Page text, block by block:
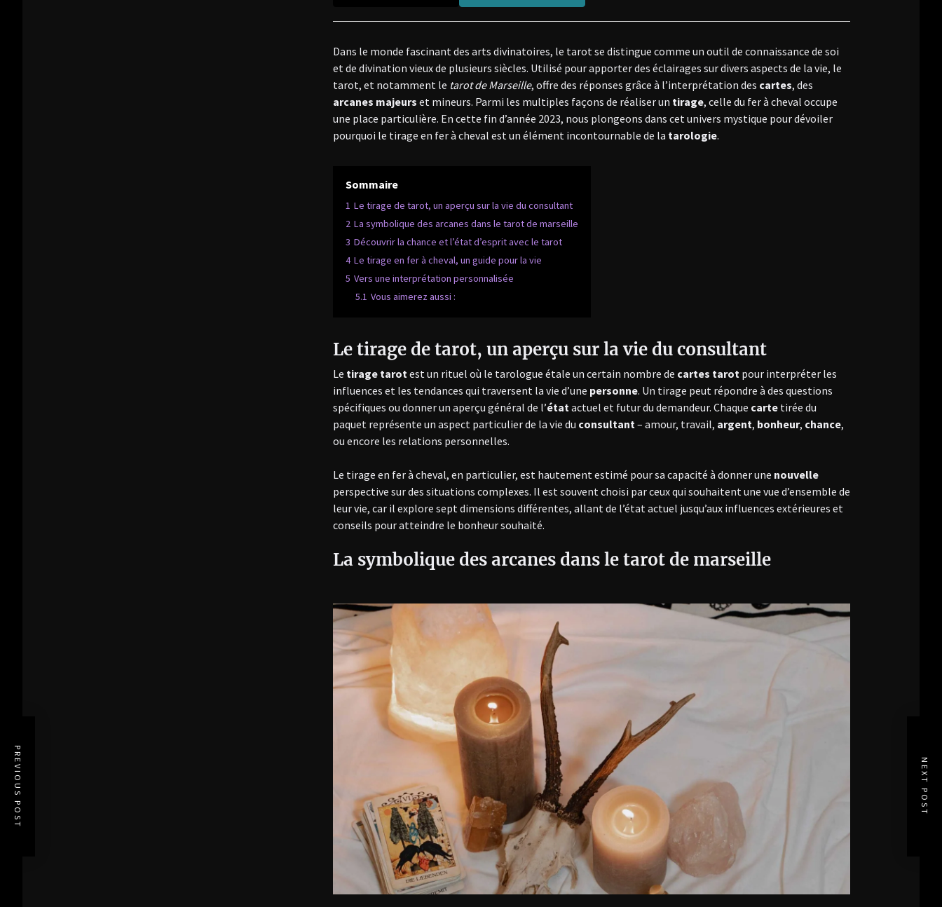
Dans le monde fascinant des arts divinatoires, le tarot se distingue comme un outil de connaissance de soi
et de divination vieux de plusieurs siècles. Utilisé pour apporter des éclairages sur divers aspects de la vie, le
tarot, et notamment le tarot de Marseille, offre des réponses grâce à l’interprétation des cartes, des
arcanes majeurs et mineurs. Parmi les multiples façons de réaliser un tirage, celle du fer à cheval occupe
une place particulière. En cette fin d’année 2023, nous plongeons dans cet univers mystique pour dévoiler
pourquoi le tirage en fer à cheval est un élément incontournable de la tarologie.
Sommaire
1 Le tirage de tarot, un aperçu sur la vie du consultant
2 La symbolique des arcanes dans le tarot de marseille
3 Découvrir la chance et l’état d’esprit avec le tarot
4 Le tirage en fer à cheval, un guide pour la vie
5 Vers une interprétation personnalisée
5.1 Vous aimerez aussi :
Le tirage de tarot, un aperçu sur la vie du consultant
Le tirage tarotest un rituel où le tarologue étale un certain nombre de cartes tarotpour interpréter les
influences et les tendances qui traversent la vie d’une personne. Un tirage peut répondre à des questions
spécifiques ou donner un aperçu général de l’étatactuel et futur du demandeur. Chaque cartetirée du
paquet représente un aspect particulier de la vie du consultant– amour, travail, argent, bonheur, chance,
ou encore les relations personnelles.
Le tirage en fer à cheval, en particulier, est hautement estimé pour sa capacité à donner une nouvelle
perspective sur des situations complexes. Il est souvent choisi par ceux qui souhaitent une vue d’ensemble de
leur vie, car il explore sept dimensions différentes, allant de l’état actuel jusqu’aux influences extérieures et
conseils pour atteindre le bonheur souhaité.
La symbolique des arcanes dans le tarot de marseille
PREVIOUS POST NEXT POST